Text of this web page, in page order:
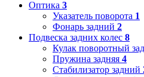
Оптика 3
Указатель поворота 1
Фонарь задний 2
Подвеска задних колес 8
Кулак поворотный
Пружина задняя 4
Стабилизатор задний